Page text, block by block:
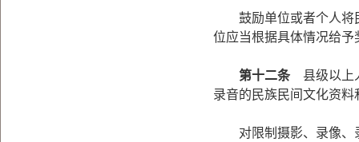
鼓励单位或者个人将
位应当根据具体情况给
第十二条县级以上
录音的民族民间文化资
对限制摄影、录像、